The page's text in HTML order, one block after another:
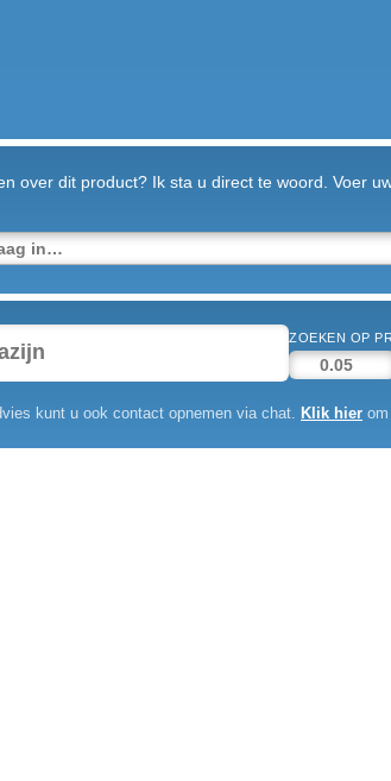
over dit product? Ik sta u direct te woord. Voer
ZOEKEN OP
kunt u ook contact opnemen via chat. Klik hier